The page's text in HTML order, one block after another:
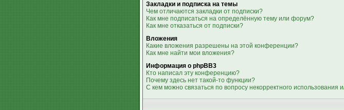
Закладки и подписка на темы
Чем отличаются закладки от подписки?
Как мне подписаться на определённую тему или форум?
Как мне отказаться от подписки?
Вложения
Какие вложения разрешены на этой конференции?
Как мне найти мои вложения?
Информация о phpBB3
Кто написал эту конференцию?
Почему здесь нет такой-то функции?
С кем можно связаться по вопросу некорректного